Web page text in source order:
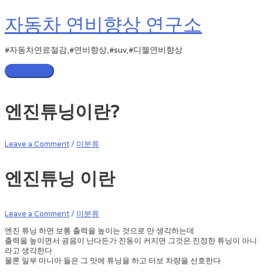
to
content
자동차 연비향상 연구소
#자동차연료절감,#연비향상,#suv,#디젤연비향상
Main
엔진튜닝이란?
Leave a Comment / 미분류
엔진튜닝 이란
Leave a Comment / 미분류
엔진 튜닝 하면 보통 출력을 높이는 것으로 만 생각하는데
출력을 높이면서 굉음이 난다든가 진동이 커지면 그것은 진정한 튜닝이 아니
라고 생각한다
물론 일부 마니아 들은 그 맛에 튜닝을 하고 터보 차량을 선호한다